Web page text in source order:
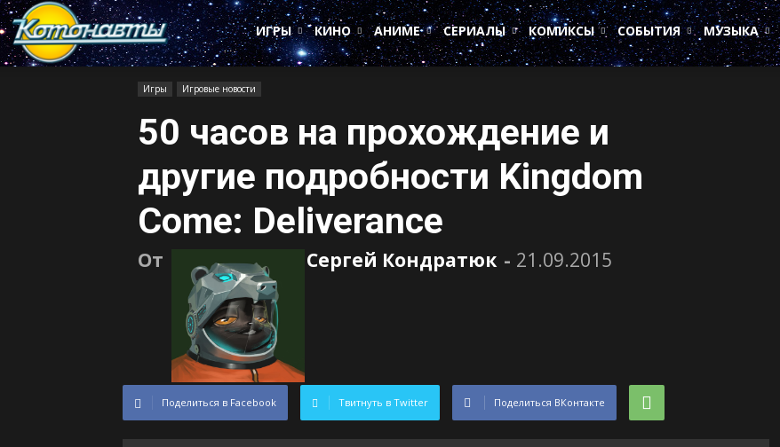
Котонавты
ИГРЫ
КИНО АНИМЕ СЕРИАЛЫ КОМИКСЫ СОБЫТИЯ МУЗЫКА
Игры Игровые новости
50 часов на прохождение и
другие подробности Kingdom
Come: Deliverance
От Сергей Кондратюк - 21.09.2015
Поделиться в Facebook Твитнуть в Twitter Поделиться ВКонтакте